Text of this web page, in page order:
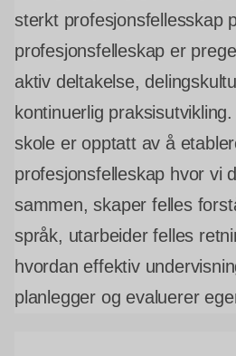
sterkt profesjonsfellesskap
profesjonsfelleskap er
aktiv deltakelse,
kontinuerlig
skole er opptatt av å
profesjonsfelleskap hvor vi
sammen, skaper felles
språk, utarbeider felles
hvordan effektiv
planlegger og evaluerer